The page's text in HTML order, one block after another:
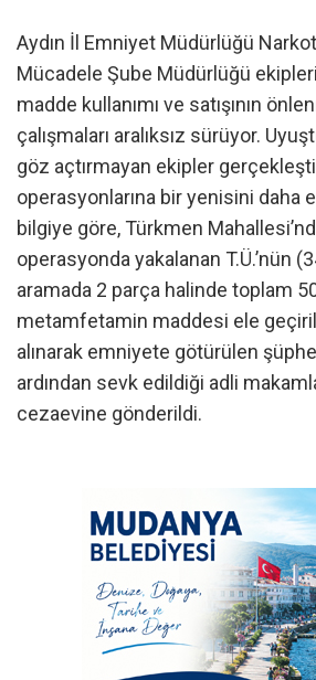
Aydın İl Emniyet Müdürlüğü
Mücadele Şube Müdürlüğü
madde kullanımı ve satışının
çalışmaları aralıksız sürüyor.
göz açtırmayan ekipler
operasyonlarına bir yenisini daha
bilgiye göre, Türkmen
operasyonda yakalanan T.Ü.’nün
aramada 2 parça halinde toplam
metamfetamin maddesi ele
alınarak emniyete götürülen
ardından sevk edildiği adli
cezaevine gönderildi.